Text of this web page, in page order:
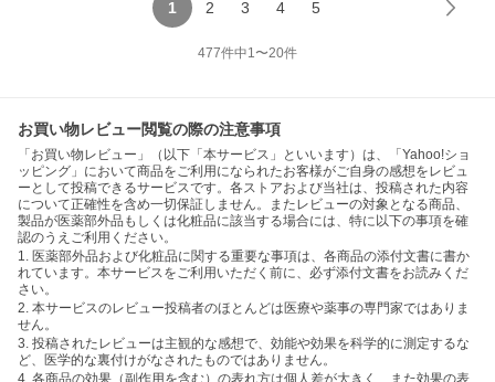
1 2 3 4 5
477件中1〜20件
お買い物レビュー閲覧の際の注意事項
「お買い物レビュー」（以下「本サービス」といいます）は、「Yahoo!ショ
ッピング」において商品をご利用になられたお客様がご自身の感想をレビュ
ーとして投稿できるサービスです。各ストアおよび当社は、投稿された内容
について正確性を含め一切保証しません。またレビューの対象となる商品、
製品が医薬部外品もしくは化粧品に該当する場合には、特に以下の事項を確
認のうえご利用ください。
1. 医薬部外品および化粧品に関する重要な事項は、各商品の添付文書に書か
れています。本サービスをご利用いただく前に、必ず添付文書をお読みくだ
さい。
2. 本サービスのレビュー投稿者のほとんどは医療や薬事の専門家ではありま
せん。
3. 投稿されたレビューは主観的な感想で、効能や効果を科学的に測定するな
ど、医学的な裏付けがなされたものではありません。
4. 各商品の効果（副作用を含む）の表れ方は個人差が大きく、また効果の表